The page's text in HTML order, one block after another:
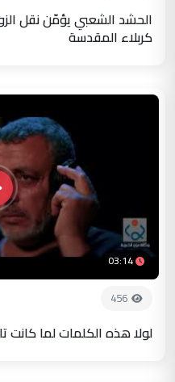
الحشد الشعبي يؤمّن نقل
كربلاء المقدسة
03:14
456
لولا هذه الكلمات لما كانت